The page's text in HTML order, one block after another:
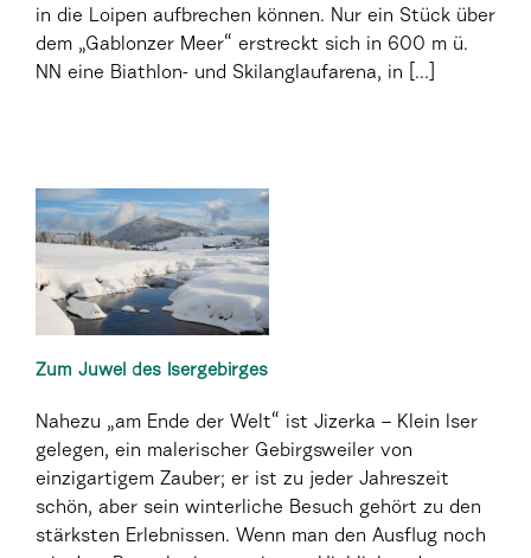
in die Loipen aufbrechen können. Nur ein Stück über
dem „Gablonzer Meer“ erstreckt sich in 600 m ü.
NN eine Biathlon- und Skilanglaufarena, in [...]
Zum Juwel des Isergebirges
Nahezu „am Ende der Welt“ ist Jizerka – Klein Iser
gelegen, ein malerischer Gebirgsweiler von
einzigartigem Zauber; er ist zu jeder Jahreszeit
schön, aber sein winterliche Besuch gehört zu den
stärksten Erlebnissen. Wenn man den Ausflug noch